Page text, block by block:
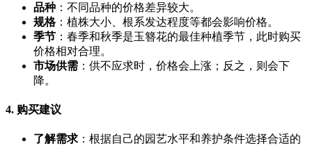
品种 ：不同品种的价格差异较大。
规格：植株大小、根系发达程度等都会影响价格。
季节 ：春季和秋季是玉簪花的最佳种植季节，此时购买
价格相对合理。
市场供需 ：供不应求时，价格会上涨；反之，则会下
降。
4. 购买建议
了解需求 ：根据自己的园艺水平和养护条件选择合适的